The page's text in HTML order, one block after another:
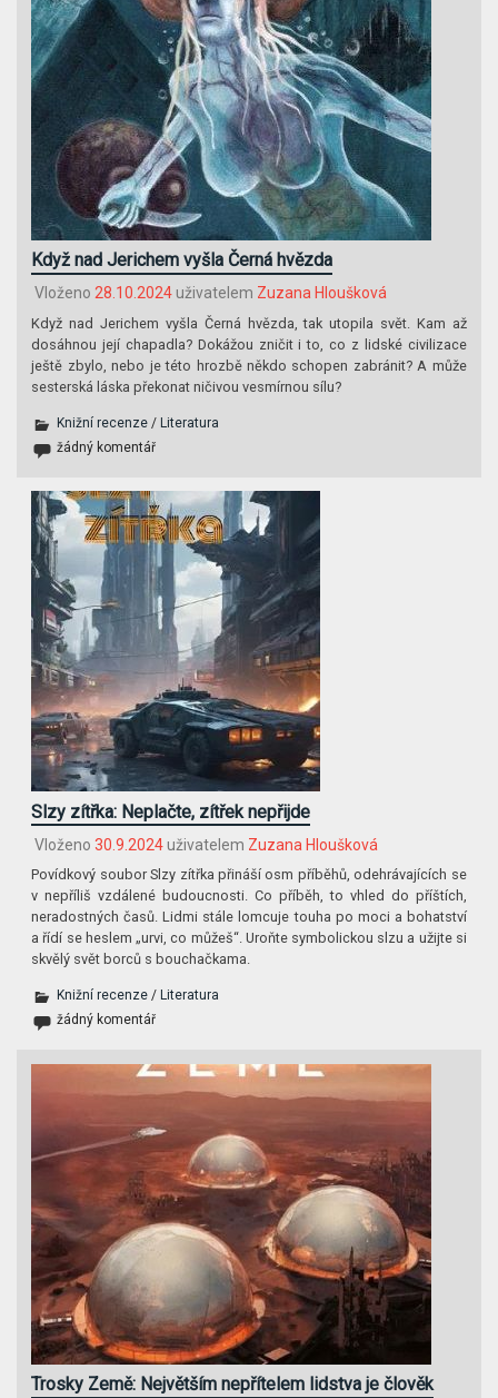
Když nad Jerichem vyšla Černá hvězda
Vloženo 28.10.2024uživatelem Zuzana Hloušková
Když nad Jerichem vyšla Černá hvězda, tak utopila svět. Kam až
dosáhnou její chapadla? Dokážou zničit i to, co z lidské civilizace
ještě zbylo, nebo je této hrozbě někdo schopen zabránit? A může
sesterská láska překonat ničivou vesmírnou sílu?
Knižní recenze /Literatura
žádný komentář
Slzy zítřka: Neplačte, zítřek nepřijde
Vloženo 30.9.2024uživatelem Zuzana Hloušková
Povídkový soubor Slzy zítřka přináší osm příběhů, odehrávajících se
v nepříliš vzdálené budoucnosti. Co příběh, to vhled do příštích,
neradostných časů. Lidmi stále lomcuje touha po moci a bohatství
a řídí se heslem „urvi, co můžeš“. Uroňte symbolickou slzu a užijte si
skvělý svět borců s bouchačkama.
Knižní recenze / Literatura
žádný komentář
Trosky Země: Největším nepřítelem lidstva je člověk